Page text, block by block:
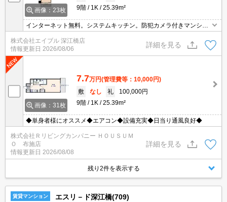
画像：23枚
9階
1K 25.39m²
インターネット無料。システムキッチン。防犯カメラ付きマンショ
ン。オートロック。新築マンションで新生活を。
株式会社エイブル 深江橋店
情報更新日 2026/08/06
詳細を見る
画像：31枚
7.7万円(管理費等：10,000円)
敷
なし 礼
100,000円
9階
1K 25.39m²
◆単身者様にオススメ◆エアコン◆設備充実◆日当り通風良好◆
株式会社Ｒリビングカンパニー ＨＯＵＳＵＭ
Ｏ 布施店
情報更新日 2026/08/08
詳細を見る
残り2件を表示する
賃貸マンション エスリ－ド深江橋(709)